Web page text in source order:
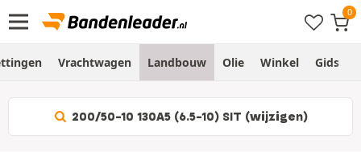
Vrachtwagen Landbouw Olie Winkel Gids
200/50-10 130A5 (6.5-10) SIT (wijzigen)